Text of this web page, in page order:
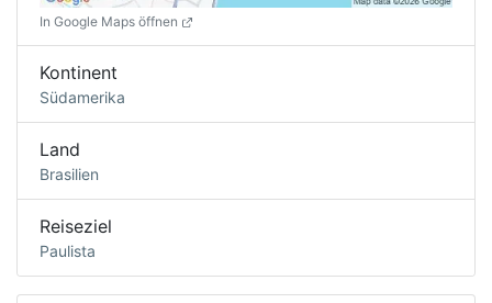
In Google Maps öffnen
Kontinent
Südamerika
Land
Brasilien
Reiseziel
Paulista